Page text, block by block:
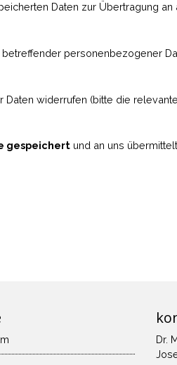
Daten zur Übertragung
personenbezogener
widerrufen (bitte die
gespeichert und an uns
Dr.